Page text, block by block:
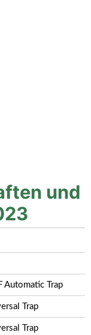
und
Automatic Trap
Trap
Trap